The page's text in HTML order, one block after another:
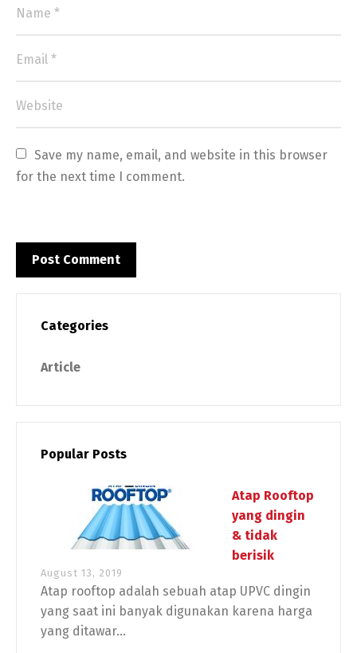
Save my name, email, and website in this browser
for the next time I comment.
Categories
Article
Popular Posts
Atap Rooftop
yang dingin
& tidak
berisik
August 13, 2019
Atap rooftop adalah sebuah atap UPVC dingin
yang saat ini banyak digunakan karena harga
yang ditawar...